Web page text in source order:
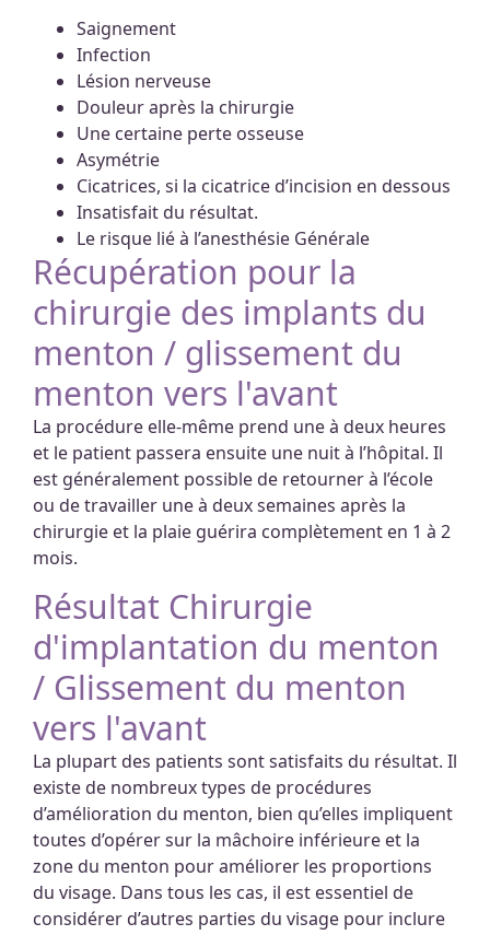
Saignement
Infection
Lésion nerveuse
Douleur après la chirurgie
Une certaine perte osseuse
Asymétrie
Cicatrices, si la cicatrice d’incision en dessous
Insatisfait du résultat.
Le risque lié à l’anesthésie Générale
Récupération pour la
chirurgie des implants du
menton / glissement du
menton vers l'avant
La procédure elle-même prend une à deux heures
et le patient passera ensuite une nuit à l’hôpital. Il
est généralement possible de retourner à l’école
ou de travailler une à deux semaines après la
chirurgie et la plaie guérira complètement en 1 à 2
mois.
Résultat Chirurgie
d'implantation du menton
/ Glissement du menton
vers l'avant
La plupart des patients sont satisfaits du résultat. Il
existe de nombreux types de procédures
d’amélioration du menton, bien qu’elles impliquent
toutes d’opérer sur la mâchoire inférieure et la
zone du menton pour améliorer les proportions
du visage. Dans tous les cas, il est essentiel de
considérer d’autres parties du visage pour inclure